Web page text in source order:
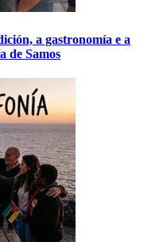
a gastronomía e a
de Samos